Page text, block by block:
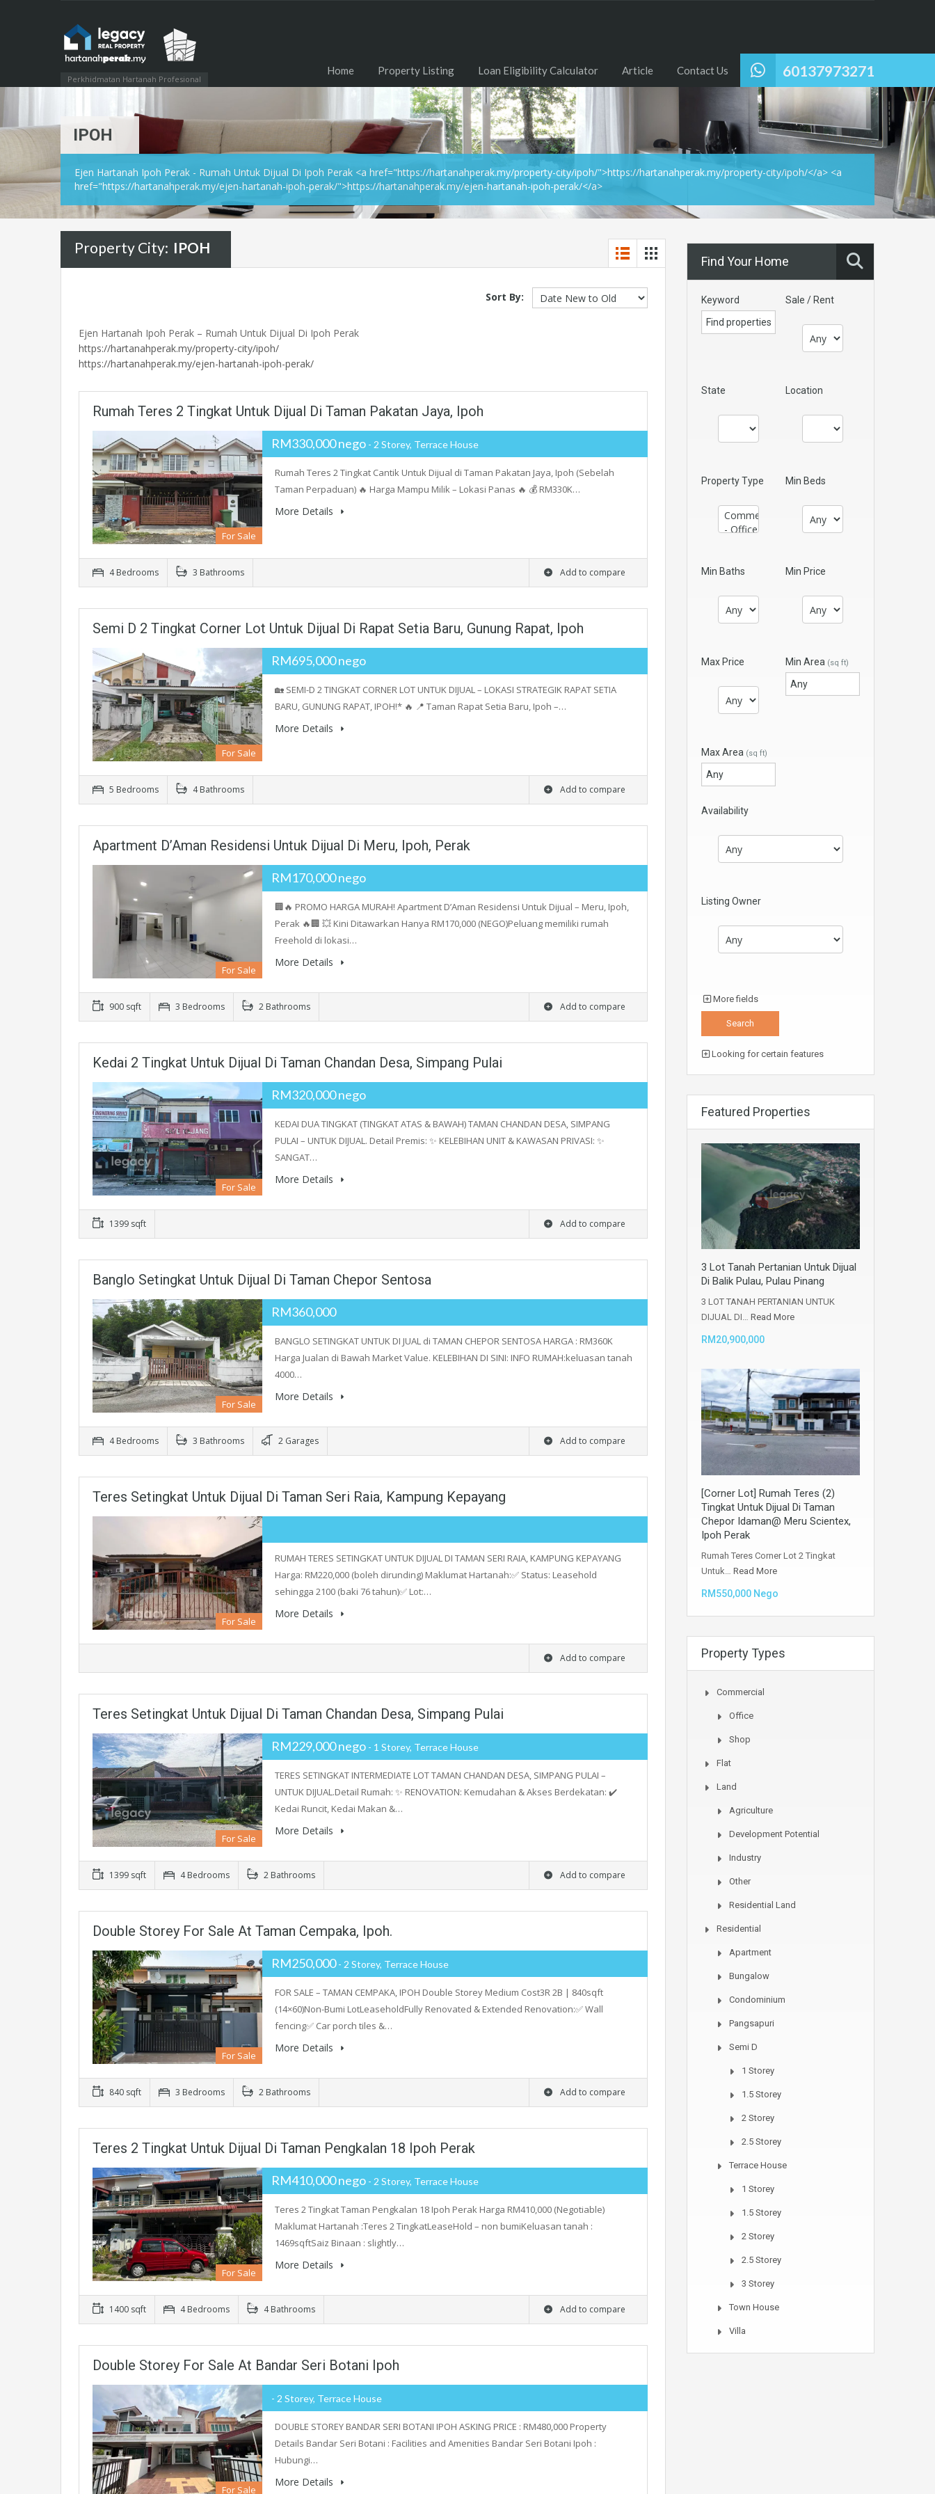
Perkhidmatan Hartanah Profesional 60137973271
Home Property Listing Loan Eligibility Calculator Article Contact Us
IPOH
Ejen Hartanah Ipoh Perak - Rumah Untuk Dijual Di Ipoh Perak <a href="https://hartanahperak.my/property-city/ipoh/">https://hartanahperak.my/property-city/ipoh/</a> <a
href="https://hartanahperak.my/ejen-hartanah-ipoh-perak/">https://hartanahperak.my/ejen-hartanah-ipoh-perak/</a>
Property City: IPOH
Sort By:
Ejen Hartanah Ipoh Perak – Rumah Untuk Dijual Di Ipoh Perak
https://hartanahperak.my/property-city/ipoh/
https://hartanahperak.my/ejen-hartanah-ipoh-perak/
Rumah Teres 2 Tingkat Untuk Dijual Di Taman Pakatan Jaya, Ipoh
For Sale
RM330,000 nego - 2 Storey, Terrace House
Rumah Teres 2 Tingkat Cantik Untuk Dijual di Taman Pakatan Jaya, Ipoh (Sebelah
Taman Perpaduan) 🔥 Harga Mampu Milik – Lokasi Panas 🔥 💰 RM330K…
More Details
4 Bedrooms 3 Bathrooms Add to compare
Semi D 2 Tingkat Corner Lot Untuk Dijual Di Rapat Setia Baru, Gunung Rapat, Ipoh
For Sale
RM695,000 nego
🏡 SEMI-D 2 TINGKAT CORNER LOT UNTUK DIJUAL – LOKASI STRATEGIK RAPAT SETIA
BARU, GUNUNG RAPAT, IPOH!* 🔥 📍 Taman Rapat Setia Baru, Ipoh –…
More Details
5 Bedrooms 4 Bathrooms Add to compare
Apartment D’Aman Residensi Untuk Dijual Di Meru, Ipoh, Perak
For Sale
RM170,000 nego
🏢🔥 PROMO HARGA MURAH! Apartment D’Aman Residensi Untuk Dijual – Meru, Ipoh,
Perak 🔥🏢 💥 Kini Ditawarkan Hanya RM170,000 (NEGO)Peluang memiliki rumah
Freehold di lokasi…
More Details
900 sqft 3 Bedrooms 2 Bathrooms Add to compare
Kedai 2 Tingkat Untuk Dijual Di Taman Chandan Desa, Simpang Pulai
For Sale
RM320,000 nego
KEDAI DUA TINGKAT (TINGKAT ATAS & BAWAH) TAMAN CHANDAN DESA, SIMPANG
PULAI – UNTUK DIJUAL. Detail Premis: ✨ KELEBIHAN UNIT & KAWASAN PRIVASI: ✨
SANGAT…
More Details
1399 sqft Add to compare
Banglo Setingkat Untuk Dijual Di Taman Chepor Sentosa
For Sale
RM360,000
BANGLO SETINGKAT UNTUK DI JUAL di TAMAN CHEPOR SENTOSA HARGA : RM360K
Harga Jualan di Bawah Market Value. KELEBIHAN DI SINI: INFO RUMAH:keluasan tanah
4000…
More Details
4 Bedrooms 3 Bathrooms 2 Garages Add to compare
Teres Setingkat Untuk Dijual Di Taman Seri Raia, Kampung Kepayang
For Sale
RUMAH TERES SETINGKAT UNTUK DIJUAL DI TAMAN SERI RAIA, KAMPUNG KEPAYANG
Harga: RM220,000 (boleh dirunding) Maklumat Hartanah:✅ Status: Leasehold
sehingga 2100 (baki 76 tahun)✅ Lot:…
More Details
Add to compare
Teres Setingkat Untuk Dijual Di Taman Chandan Desa, Simpang Pulai
For Sale
RM229,000 nego - 1 Storey, Terrace House
TERES SETINGKAT INTERMEDIATE LOT TAMAN CHANDAN DESA, SIMPANG PULAI –
UNTUK DIJUAL.Detail Rumah: ✨ RENOVATION: Kemudahan & Akses Berdekatan: ✔️
Kedai Runcit, Kedai Makan &…
More Details
1399 sqft 4 Bedrooms 2 Bathrooms Add to compare
Double Storey For Sale At Taman Cempaka, Ipoh.
For Sale
RM250,000- 2 Storey, Terrace House
FOR SALE – TAMAN CEMPAKA, IPOH Double Storey Medium Cost3R 2B | 840sqft
(14×60)Non-Bumi LotLeaseholdFully Renovated & Extended Renovation:✅ Wall
fencing✅ Car porch tiles &…
More Details
840 sqft 3 Bedrooms 2 Bathrooms Add to compare
Teres 2 Tingkat Untuk Dijual Di Taman Pengkalan 18 Ipoh Perak
For Sale
RM410,000 nego - 2 Storey, Terrace House
Teres 2 Tingkat Taman Pengkalan 18 Ipoh Perak Harga RM410,000 (Negotiable)
Maklumat Hartanah :Teres 2 TingkatLeaseHold – non bumiKeluasan tanah :
1469sqftSaiz Binaan : slightly…
More Details
1400 sqft 4 Bedrooms 4 Bathrooms Add to compare
Double Storey For Sale At Bandar Seri Botani Ipoh
For Sale
- 2 Storey, Terrace House
DOUBLE STOREY BANDAR SERI BOTANI IPOH ASKING PRICE : RM480,000 Property
Details Bandar Seri Botani : Facilities and Amenities Bandar Seri Botani Ipoh :
Hubungi…
More Details
Find Your Home
Keyword Sale / Rent
State Location
Property Type Min Beds
Min Baths Min Price
Max Price Min Area (sq ft)
Max Area (sq ft)
Availability
Listing Owner
More fields
Looking for certain features
Featured Properties
3 Lot Tanah Pertanian Untuk Dijual
Di Balik Pulau, Pulau Pinang
3 LOT TANAH PERTANIAN UNTUK
DIJUAL DI… Read More
RM20,900,000
[Corner Lot] Rumah Teres (2)
Tingkat Untuk Dijual Di Taman
Chepor Idaman@ Meru Scientex,
Ipoh Perak
Rumah Teres Corner Lot 2 Tingkat
Untuk… Read More
RM550,000 Nego
Property Types
Commercial
Office
Shop
Flat
Land
Agriculture
Development Potential
Industry
Other
Residential Land
Residential
Apartment
Bungalow
Condominium
Pangsapuri
Semi D
1 Storey
1.5 Storey
2 Storey
2.5 Storey
Terrace House
1 Storey
1.5 Storey
2 Storey
2.5 Storey
3 Storey
Town House
Villa